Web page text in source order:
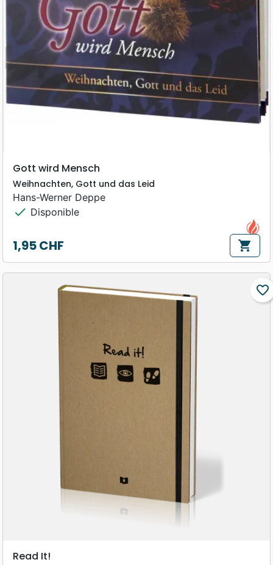
Gott wird Mensch
Weihnachten, Gott und das Leid
Hans-Werner Deppe
check Disponible
Prix
1,95 CHF shopping_cart
favorite_border
Read It!